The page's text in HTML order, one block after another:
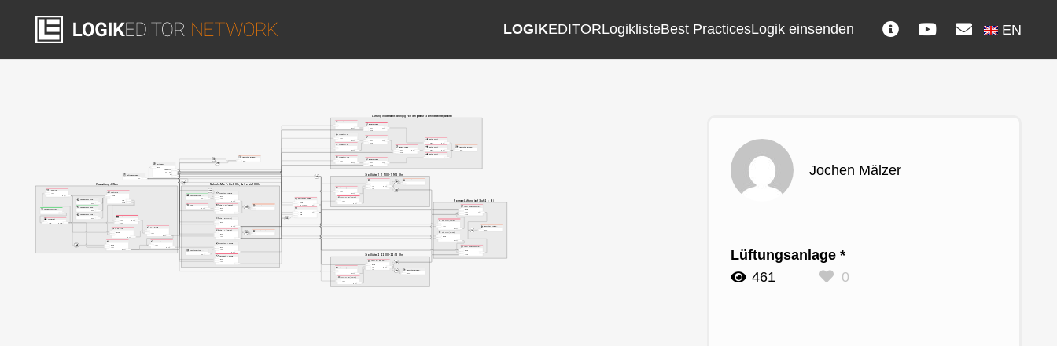
LOGIKEDITORLogiklisteBest PracticesLogik einsenden EN
Jochen Mälzer
Lüftungsanlage *
461
0